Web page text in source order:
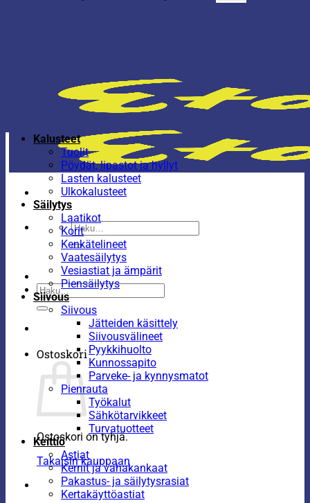
Etsi:
Etsi:
Ostoskori
Ostoskori on tyhjä.
Takaisin kauppaan
Kalusteet
Tuolit
Pöydät, lipastot ja hyllyt
Lasten kalusteet
Ulkokalusteet
Säilytys
Laatikot
Korit
Kenkätelineet
Vaatesäilytys
Vesiastiat ja ämpärit
Piensäilytys
Siivous
Siivous
Jätteiden käsittely
Siivousvälineet
Pyykkihuolto
Kunnossapito
Parveke- ja kynnysmatot
Pienrauta
Työkalut
Sähkötarvikkeet
Turvatuotteet
Keittiö
Astiat
Kernit ja vahakankaat
Pakastus- ja säilytysrasiat
Kertakäyttöastiat